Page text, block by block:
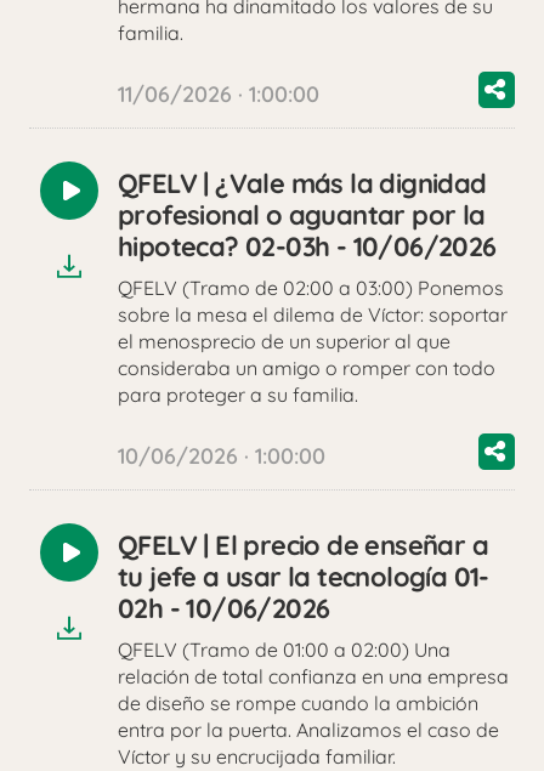
hermana ha dinamitado los valores de su
familia.
11/06/2026 · 1:00:00
Reproducir
audio
QFELV | ¿Vale más la dignidad
profesional o aguantar por la
hipoteca? 02-03h - 10/06/2026
QFELV (Tramo de 02:00 a 03:00) Ponemos
sobre la mesa el dilema de Víctor: soportar
el menosprecio de un superior al que
consideraba un amigo o romper con todo
para proteger a su familia.
10/06/2026 · 1:00:00
Reproducir
audio
QFELV | El precio de enseñar a
tu jefe a usar la tecnología 01-
02h - 10/06/2026
QFELV (Tramo de 01:00 a 02:00) Una
relación de total confianza en una empresa
de diseño se rompe cuando la ambición
entra por la puerta. Analizamos el caso de
Víctor y su encrucijada familiar.